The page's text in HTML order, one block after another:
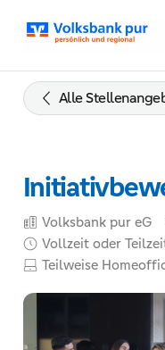
Inhalt
Zur
Navigation
springen
springen
Alle
Volksbank pur eG
Vollzeit oder
Teilweise